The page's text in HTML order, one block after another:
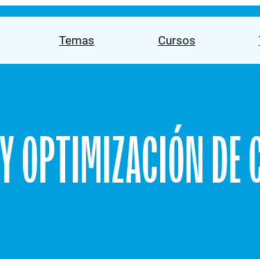
Temas Cursos
OPTIMIZACIÓN DE